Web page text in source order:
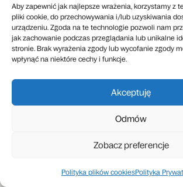
Aby zapewnić jak najlepsze wrażenia, korzystamy z
pliki cookie, do przechowywania i/lub uzyskiwania
urządzeniu. Zgoda na te technologie pozwoli nam
jak zachowanie podczas przeglądania lub unikalne
stronie. Brak wyrażenia zgody lub wycofanie zgody
wpłynąć na niektóre cechy i funkcje.
Akceptuję
Odmów
Zobacz preferencje
Polityka plików cookiesPolityka
WKRÓTCE
17.08-21.08PN-PT
Wakacyjna
Hashtag Ensemble
Gościnny | Koncert |